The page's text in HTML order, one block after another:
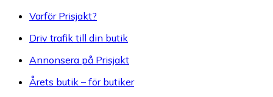
Varför Prisjakt?
Driv trafik till din butik
Annonsera på Prisjakt
Årets butik – för butiker